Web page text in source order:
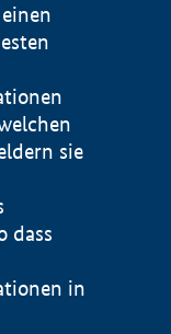
sie
dass
in